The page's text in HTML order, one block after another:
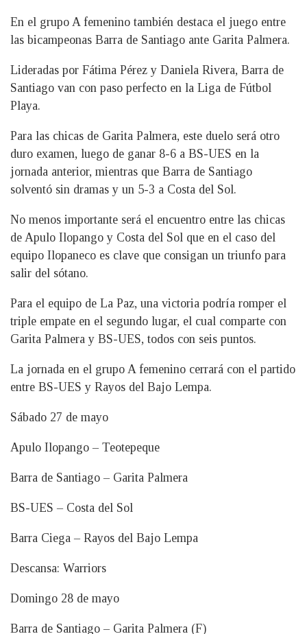
En el grupo A femenino también destaca el juego entre
las bicampeonas Barra de Santiago ante Garita Palmera.
Lideradas por Fátima Pérez y Daniela Rivera, Barra de
Santiago van con paso perfecto en la Liga de Fútbol
Playa.
Para las chicas de Garita Palmera, este duelo será otro
duro examen, luego de ganar 8-6 a BS-UES en la
jornada anterior, mientras que Barra de Santiago
solventó sin dramas y un 5-3 a Costa del Sol.
No menos importante será el encuentro entre las chicas
de Apulo Ilopango y Costa del Sol que en el caso del
equipo Ilopaneco es clave que consigan un triunfo para
salir del sótano.
Para el equipo de La Paz, una victoria podría romper el
triple empate en el segundo lugar, el cual comparte con
Garita Palmera y BS-UES, todos con seis puntos.
La jornada en el grupo A femenino cerrará con el partido
entre BS-UES y Rayos del Bajo Lempa.
Sábado 27 de mayo
Apulo Ilopango – Teotepeque
Barra de Santiago – Garita Palmera
BS-UES – Costa del Sol
Barra Ciega – Rayos del Bajo Lempa
Descansa: Warriors
Domingo 28 de mayo
Barra de Santiago – Garita Palmera (F)